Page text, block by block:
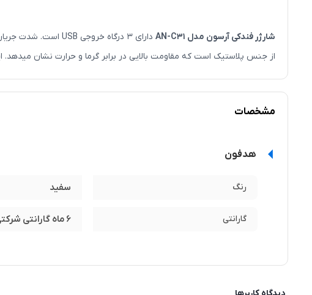
شارژر فندکی آرسون مدل AN-C31
از جنس پلاستیک است که مقاومت بالایی در برابر گرما و حرارت نشان میدهد.
مورد نظر خود را از طریق یک کابل USB به شارژر متصل کنید تا باتری آن شارژ شود.
با داشتن این شارژر فندکی در خودروی خود دستگاه‌هایی مانند گوشی
مشخصات
هدفون
رنگ سفید
گارانتی 6 ماه گارانتی شرکتی